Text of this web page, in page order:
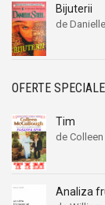
Bijuterii
de
OFERTE SPECIALE
Tim
de
Analiza